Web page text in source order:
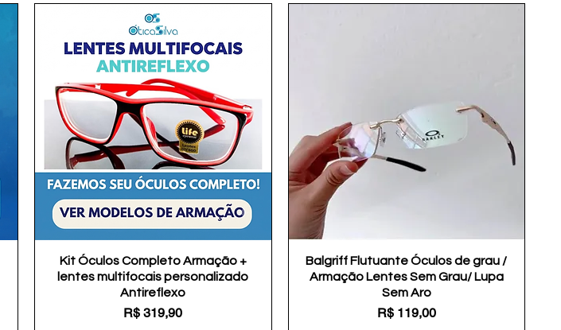
Visualização rápida
Kit Óculos Completo Armação +
lentes multifocais personalizado
Antireflexo
Preço
R$ 319,90
Visualização rápida
Balgriff Flutuante Óculos de grau /
Armação Lentes Sem Grau/ Lupa
Sem Aro
Preço
R$ 119,00